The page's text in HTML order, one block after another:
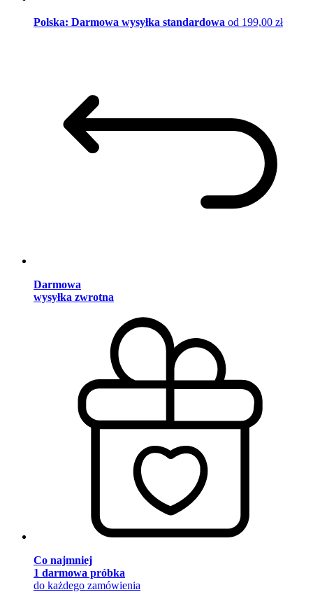
Polska: Darmowa wysyłka standardowa od 199,00 zł
Darmowa
wysyłka zwrotna
Co najmniej
1 darmowa próbka
do każdego zamówienia